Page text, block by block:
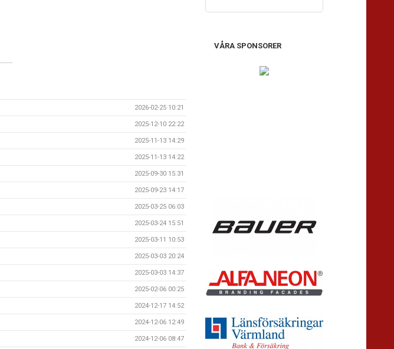
2026-02-25 10:21
2025-12-10 22:22
2025-11-13 14:29
2025-11-13 14:22
2025-09-30 15:31
2025-09-23 14:17
2025-03-25 06:03
2025-03-24 15:51
2025-03-11 10:53
2025-03-03 20:24
2025-03-03 14:37
2025-02-06 00:25
2024-12-17 14:52
2024-12-06 12:49
2024-12-06 08:47
VÅRA SPONSORER